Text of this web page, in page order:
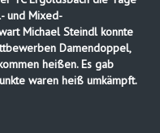
und Mixed-
Michael Steindl konnte
Damendoppel,
heißen. Es gab
waren heiß umkämpft.